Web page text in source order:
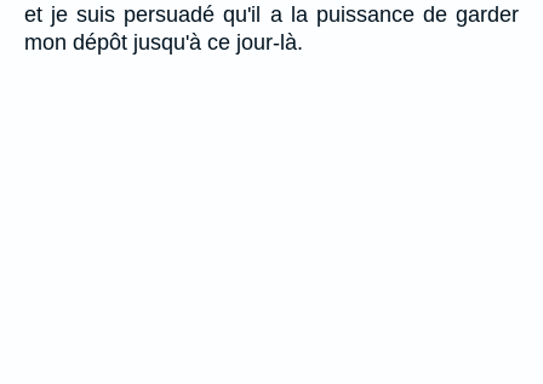
et je suis persuadé qu'il a la puissance de garder
mon dépôt jusqu'à ce jour-là.